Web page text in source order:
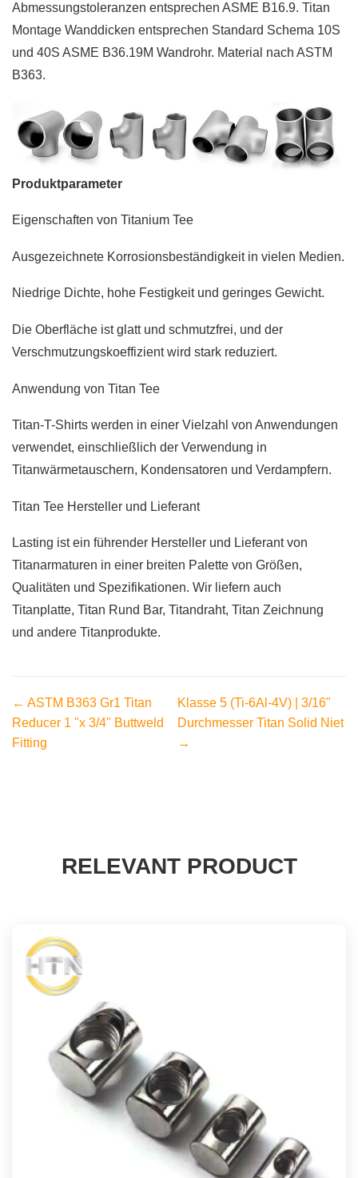
Abmessungstoleranzen entsprechen ASME B16.9. Titan
Montage Wanddicken entsprechen Standard Schema 10S
und 40S ASME B36.19M Wandrohr. Material nach ASTM
B363.
Produktparameter
Eigenschaften von Titanium Tee
Ausgezeichnete Korrosionsbeständigkeit in vielen Medien.
Niedrige Dichte, hohe Festigkeit und geringes Gewicht.
Die Oberfläche ist glatt und schmutzfrei, und der
Verschmutzungskoeffizient wird stark reduziert.
Anwendung von Titan Tee
Titan-T-Shirts werden in einer Vielzahl von Anwendungen
verwendet, einschließlich der Verwendung in
Titanwärmetauschern, Kondensatoren und Verdampfern.
Titan Tee Hersteller und Lieferant
Lasting ist ein führender Hersteller und Lieferant von
Titanarmaturen in einer breiten Palette von Größen,
Qualitäten und Spezifikationen. Wir liefern auch
Titanplatte, Titan Rund Bar, Titandraht, Titan Zeichnung
und andere Titanprodukte.
← ASTM B363 Gr1 Titan
Reducer 1 "x 3/4" Buttweld
Fitting
Klasse 5 (Ti-6Al-4V) | 3/16"
Durchmesser Titan Solid Niet
→
RELEVANT PRODUCT